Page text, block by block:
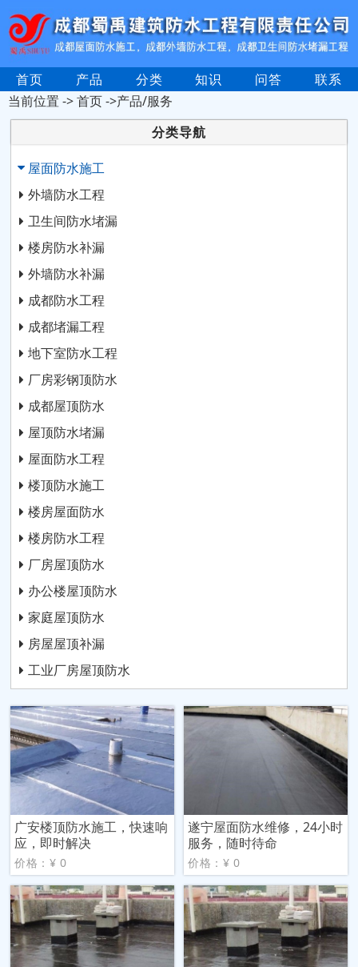
首页 产品 分类 知识 问答
联系
当前位置 ->首页->产品/服务
分类导航
屋面防水施工
外墙防水工程
卫生间防水堵漏
楼房防水补漏
外墙防水补漏
成都防水工程
成都堵漏工程
地下室防水工程
厂房彩钢顶防水
成都屋顶防水
屋顶防水堵漏
屋面防水工程
楼顶防水施工
楼房屋面防水
楼房防水工程
厂房屋顶防水
办公楼屋顶防水
家庭屋顶防水
房屋屋顶补漏
工业厂房屋顶防水
广安楼顶防水施工，快速响
应，即时解决
价格：¥ 0
遂宁屋面防水维修，24小时
服务，随时待命
价格：¥ 0